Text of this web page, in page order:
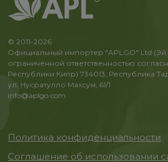
© 2011-2026
Официальный импортер "APLGO" Ltd
ограниченной ответственностью
Республики Кипр) 734013, Республика
ул. Нусратулло Махсум, 61/1
info@aplgo.com
Политика конфиденциальности
Соглашение об использовании